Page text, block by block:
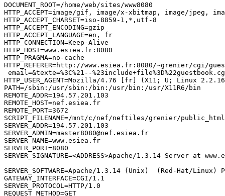
DOCUMENT_ROOT=/home/web/sites/www8080
HTTP_ACCEPT=image/gif, image/x-xbitmap, image/jpeg,
HTTP_ACCEPT_CHARSET=iso-8859-1,*,utf-8
HTTP_ACCEPT_ENCODING=gzip
HTTP_ACCEPT_LANGUAGE=en, fr
HTTP_CONNECTION=Keep-Alive
HTTP_HOST=www.esiea.fr:8080
HTTP_PRAGMA=no-cache
HTTP_REFERER=http://www.esiea.fr:8080/~grenier/cgi/
email=&texte=%3C%21--
HTTP_USER_AGENT=Mozilla/4.76 [fr] (X11; U; Linux
PATH=/sbin:/usr/sbin:/bin:/usr/bin:/usr/X11R6/bin
REMOTE_ADDR=194.57.201.103
REMOTE_HOST=nef.esiea.fr
REMOTE_PORT=3672
SCRIPT_FILENAME=/mnt/c/nef/neftiles/grenier/
SERVER_ADDR=194.57.201.103
SERVER_ADMIN=master8080@nef.esiea.fr
SERVER_NAME=www.esiea.fr
SERVER_PORT=8080
SERVER_SIGNATURE=<ADDRESS>Apache/1.3.14 Server at
SERVER_SOFTWARE=Apache/1.3.14 (Unix)  (Red-Hat/Linux)
GATEWAY_INTERFACE=CGI/1.1
SERVER_PROTOCOL=HTTP/1.0
REQUEST_METHOD=GET